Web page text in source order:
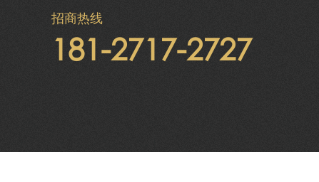
招商热线
181-2717-2727